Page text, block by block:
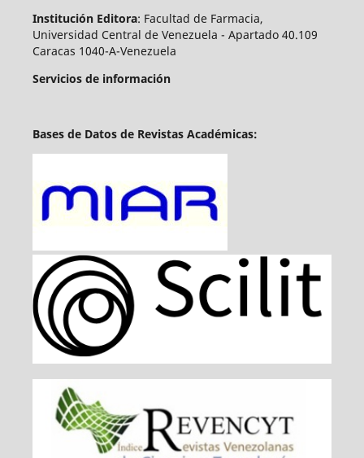
Institución Editora: Facultad de Farmacia,
Universidad Central de Venezuela - Apartado 40.109
Caracas 1040-A-Venezuela
Servicios de información
Bases de Datos de Revistas Académicas: